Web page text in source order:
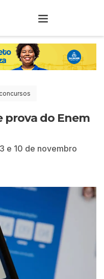
prova do Enem
e 10 de novembro